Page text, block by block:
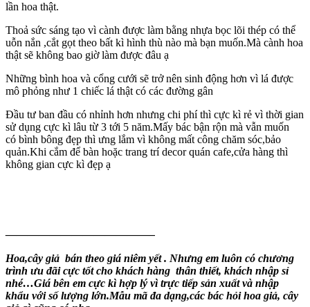
lần hoa thật.
Thoả sức sáng tạo vì cành được làm bằng nhựa bọc lõi thép có thể
uỗn nắn ,cắt gọt theo bất kì hình thù nào mà bạn muốn.Mà cành hoa
thật sẽ không bao giờ làm được đâu ạ
Những bình hoa và cổng cưới sẽ trở nên sinh động hơn vì lá được
mô phỏng như 1 chiếc lá thật có các đường gân
Đầu tư ban đầu có nhỉnh hơn nhưng chi phí thì cực kì rẻ vì thời gian
sử dụng cực kì lâu từ 3 tới 5 năm.Mấy bác bận rộn mà vẫn muốn
có bình bông đẹp thì ưng lắm vì không mất công chăm sóc,bảo
quản.Khi cắm để bàn hoặc trang trí decor quán cafe,cửa hàng thì
không gian cực kì đẹp ạ
—————————————–
Hoa,cây giả bán theo giá niêm yết . Nhưng em luôn có chương
trình ưu đãi cực tốt cho khách hàng thân thiết, khách nhập sỉ
nhé…Giá bên em cực kì hợp lý vì trực tiếp sản xuất và nhập
khẩu với số lượng lớn.Mẫu mã đa dạng,các bác hỏi hoa giả, cây